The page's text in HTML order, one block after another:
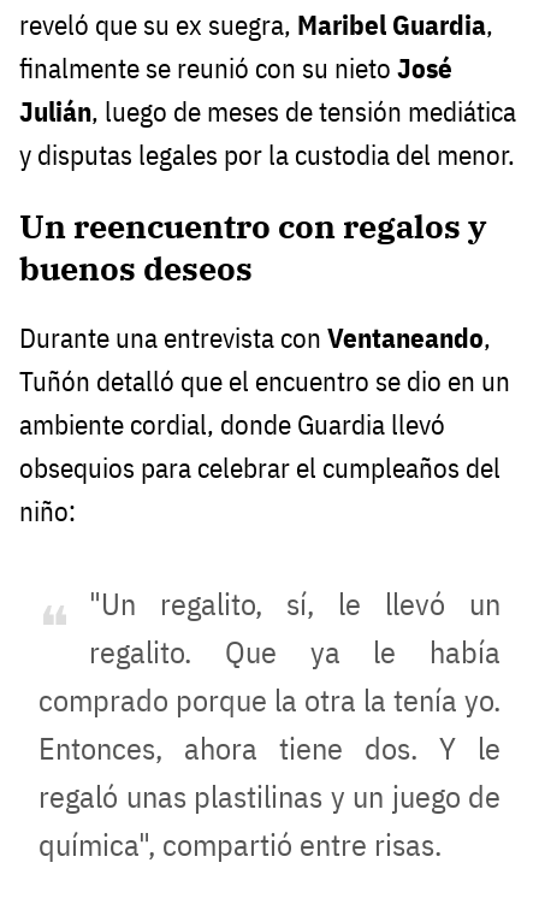
reveló que su ex suegra, Maribel Guardia,
finalmente se reunió con su nieto José
Julián, luego de meses de tensión mediática
y disputas legales por la custodia del menor.
Un reencuentro con regalos y
buenos deseos
Durante una entrevista con Ventaneando,
Tuñón detalló que el encuentro se dio en un
ambiente cordial, donde Guardia llevó
obsequios para celebrar el cumpleaños del
niño:
"Un regalito, sí, le llevó un
regalito. Que ya le había
comprado porque la otra la tenía yo.
Entonces, ahora tiene dos. Y le
regaló unas plastilinas y un juego de
química", compartió entre risas.